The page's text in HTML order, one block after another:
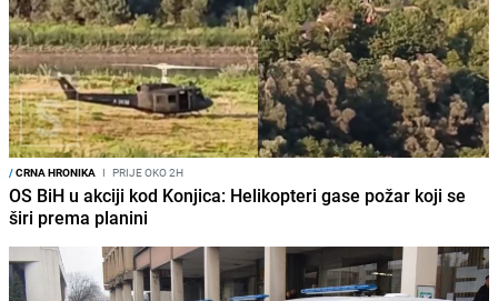
/CRNA HRONIKA I PRIJE OKO 2H
OS BiH u akciji kod Konjica: Helikopteri gase požar koji se
širi prema planini